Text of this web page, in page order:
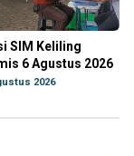
SIM Keliling
6 Agustus 2026
2026